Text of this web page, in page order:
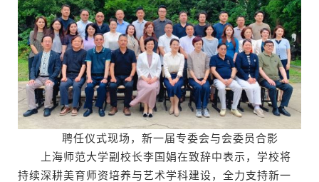
聘任仪式现场，新一届专委会与会委员合影
上海师范大学副校长李国娟在致辞中表示，学校将
持续深耕美育师资培养与艺术学科建设，全力支持新一